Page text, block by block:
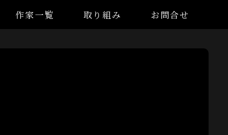
作家一覧 取り組み お問合せ